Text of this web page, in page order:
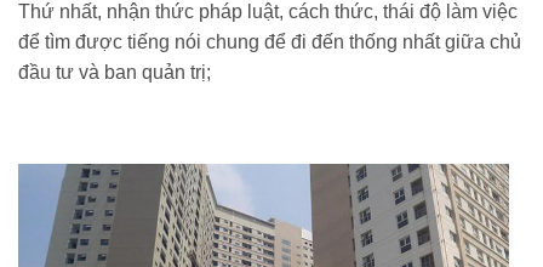
Thứ nhất, nhận thức pháp luật, cách thức, thái độ làm việc
để tìm được tiếng nói chung để đi đến thống nhất giữa chủ
đầu tư và ban quản trị;